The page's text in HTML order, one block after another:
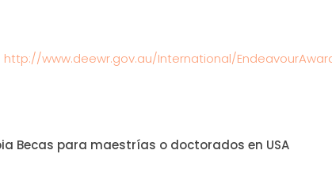
http://www.deewr.gov.au/International/
Becas para maestrías o doctorados en USA